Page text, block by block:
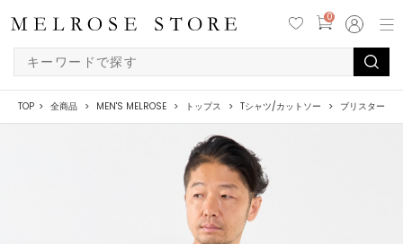
0
TOP 全商品 MEN'S MELROSE トップス Tシャツ/カットソー ブリスタージ